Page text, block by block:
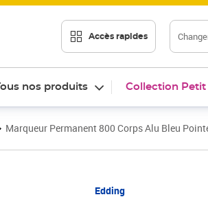
Accès rapides
nos produits Collection Petit
Marqueur Permanent 800 Corps Alu Bleu
Edding
Prix 21,74€